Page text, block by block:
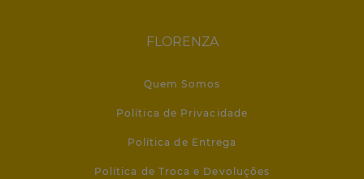
FLORENZA
Quem Somos
Política de Privacidade
Política de Entrega
Política de Troca e Devoluções